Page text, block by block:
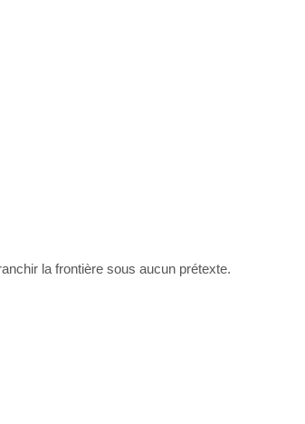
la frontière sous aucun prétexte.